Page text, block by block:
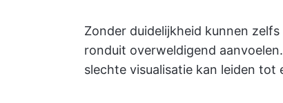
Zonder duidelijkheid kunnen
ronduit overweldigend
slechte visualisatie kan leiden tot